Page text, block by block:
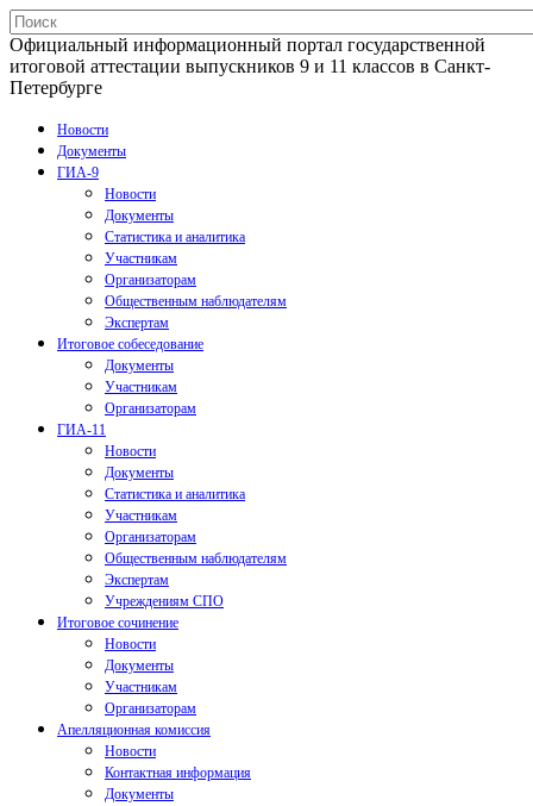
Официальный информационный портал государственной
итоговой аттестации выпускников 9 и 11 классов в Санкт-
Петербурге
Новости
Документы
ГИА-9
Новости
Документы
Статистика и аналитика
Участникам
Организаторам
Общественным наблюдателям
Экспертам
Итоговое собеседование
Документы
Участникам
Организаторам
ГИА-11
Новости
Документы
Статистика и аналитика
Участникам
Организаторам
Общественным наблюдателям
Экспертам
Учреждениям СПО
Итоговое сочинение
Новости
Документы
Участникам
Организаторам
Апелляционная комиссия
Новости
Контактная информация
Документы